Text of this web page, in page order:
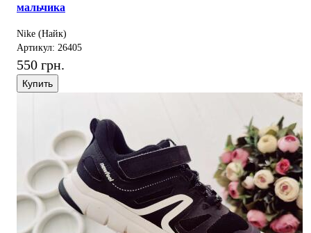
мальчика
Nike (Найк)
Артикул: 26405
550 грн.
Купить